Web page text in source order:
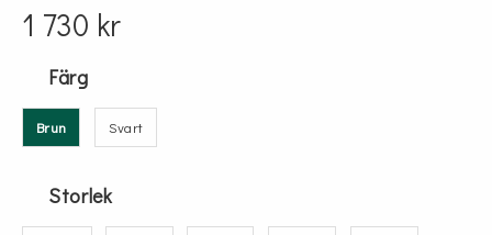
1 730 kr
Färg
Brun Svart
Storlek